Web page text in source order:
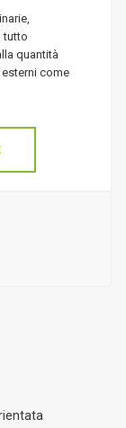
tutto
quantità
come